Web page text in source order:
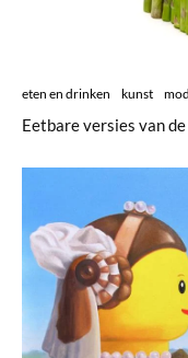
eten en drinken kunst
Eetbare versies van